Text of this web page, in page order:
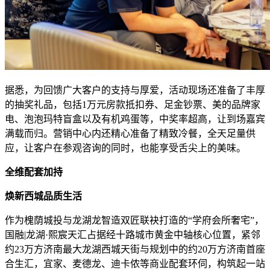
据悉，为回馈广大客户的支持与厚爱，活动现场还准备了丰厚
的抽奖礼品，包括1万元房款抵扣券、足金钞票、美的品牌家
电、泡泡玛特盲盒以及有机鸡蛋等，中奖率超高，让到场嘉宾
满载而归。营销中心内还精心准备了精致冷餐，全天足量供
应，让客户在参观咨询的同时，也能享受舌尖上的美味。
全维配套加持
焕新西城品质生活
作为槐荫城投与龙湖龙智造双匠联袂打造的“学府会所奢宅”，
国融|龙湖·熙宸天汇占据经十路城市黄金中轴核心位置，紧邻
约23万方济南最大龙湖西城天街与规划中的约20万方济南首座
合生汇，宜家、麦德龙、迪卡侬等商业配套环伺，构筑起一站